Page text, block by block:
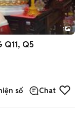
1
Q5
số Chat